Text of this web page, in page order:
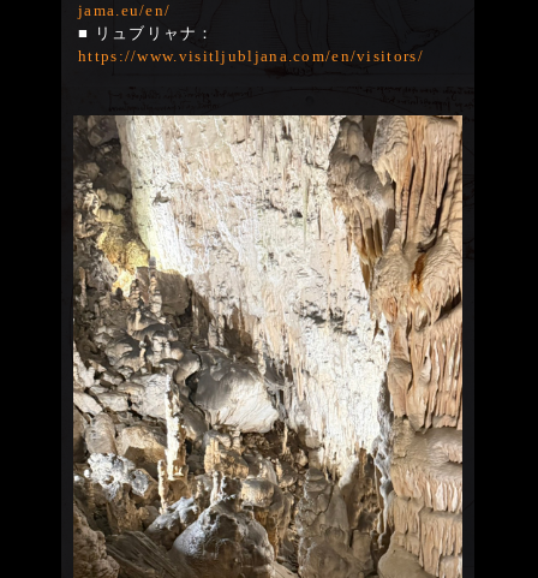
jama.eu/en/
■ リュブリャナ：
https://www.visitljubljana.com/en/visitors/